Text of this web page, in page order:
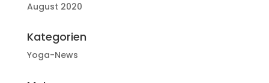
August 2020
Kategorien
Yoga-News